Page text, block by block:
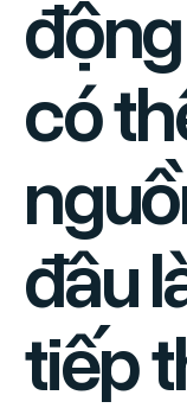
có
đâu
tiếp